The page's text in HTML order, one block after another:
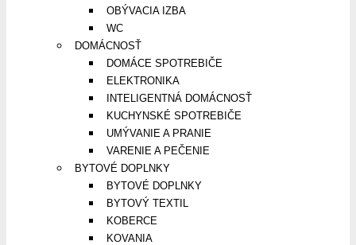
OBÝVACIA IZBA
WC
DOMÁCNOSŤ
DOMÁCE SPOTREBIČE
ELEKTRONIKA
INTELIGENTNÁ DOMÁCNOSŤ
KUCHYNSKÉ SPOTREBIČE
UMÝVANIE A PRANIE
VARENIE A PEČENIE
BYTOVÉ DOPLNKY
BYTOVÉ DOPLNKY
BYTOVÝ TEXTIL
KOBERCE
KOVANIA